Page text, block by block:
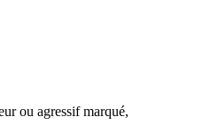
ou agressif marqué,